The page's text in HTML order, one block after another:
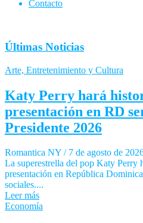
Contacto
Últimas Noticias
Arte, Entretenimiento y Cultura
Katy Perry hará
presentación en RD
Presidente 2026
Romantica NY / 7 de agosto de
La superestrella del pop Katy Perry
presentación en República
sociales....
Leer más
Economía